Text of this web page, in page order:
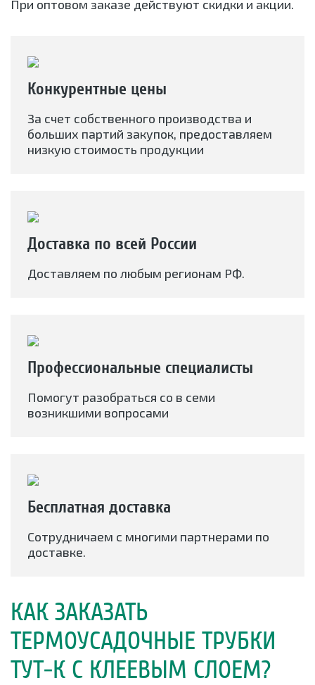
При оптовом заказе действуют скидки и акции.
Конкурентные цены
За счет собственного производства и
больших партий закупок, предоставляем
низкую стоимость продукции
Доставка по всей России
Доставляем по любым регионам РФ.
Профессиональные специалисты
Помогут разобраться со в семи
возникшими вопросами
Бесплатная доставка
Сотрудничаем с многими партнерами по
доставке.
КАК ЗАКАЗАТЬ
ТЕРМОУСАДОЧНЫЕ ТРУБКИ
ТУТ-К С КЛЕЕВЫМ СЛОЕМ?